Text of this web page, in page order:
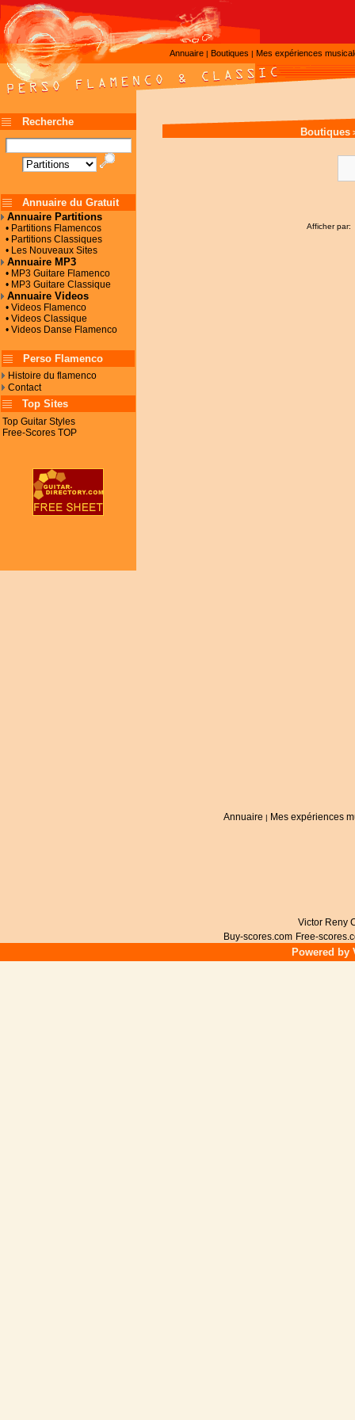
Annuaire | Boutiques | Mes expériences
Recherche
Annuaire du Gratuit
Annuaire Partitions
• Partitions Flamencos
• Partitions Classiques
• Les Nouveaux Sites
Annuaire MP3
• MP3 Guitare Flamenco
• MP3 Guitare Classique
Annuaire Videos
• Videos Flamenco
• Videos Classique
• Videos Danse Flamenco
Perso Flamenco
Histoire du flamenco
Contact
Top Sites
Top Guitar Styles
Free-Scores TOP
Boutiques
Afficher par:
Annuaire | Mes expériences
Victor Reny
Buy-scores.com Free-
Powered by